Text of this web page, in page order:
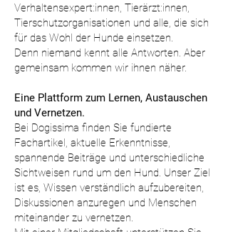
Verhaltensexpert:innen, Tierärzt:innen,
Tierschutzorganisationen und alle, die sich
für das Wohl der Hunde einsetzen.
Denn niemand kennt alle Antworten. Aber
gemeinsam kommen wir ihnen näher.
Eine Plattform zum Lernen, Austauschen
und Vernetzen.
Bei Dogissima finden Sie fundierte
Fachartikel, aktuelle Erkenntnisse,
spannende Beiträge und unterschiedliche
Sichtweisen rund um den Hund. Unser Ziel
ist es, Wissen verständlich aufzubereiten,
Diskussionen anzuregen und Menschen
miteinander zu vernetzen.